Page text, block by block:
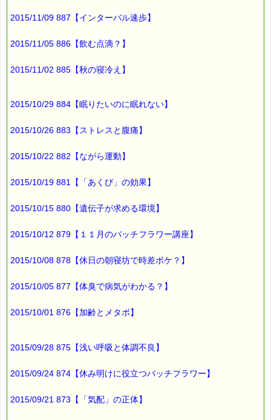
メタボの可能性から脱した
約１年間
ウォーキングを
メタボにならないためには
体脂肪をためないこと。
■本日のオススメ情報
ド
https://pass-thyme.com/guide/info.asp
2015/11/09 887【インターバル速歩】
2015/11/05 886【飲む点滴？】
2015/11/02 885【秋の寝冷え】
2015/10/29 884【眠りたいのに眠れない】
2015/10/26 883【ストレスと腹痛】
2015/10/22 882【ながら運動】
2015/10/19 881【「あくび」の効果】
2015/10/15 880【遺伝子が求める環境】
2015/10/12 879【１１月のバッチフラワー講座】
2015/10/08 878【休日の朝寝坊で時差ボケ？】
2015/10/05 877【体臭で病気がわかる？】
2015/10/01 876【加齢とメタボ】
2015/09/28 875【浅い呼吸と体調不良】
2015/09/24 874【休み明けに役立つバッチフラワー】
2015/09/21 873【「気配」の正体】